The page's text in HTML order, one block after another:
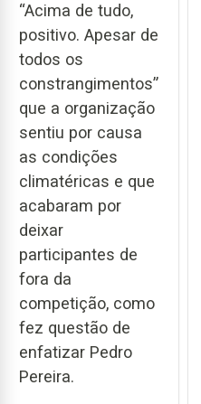
“Acima de tudo,
positivo. Apesar de
todos os
constrangimentos”
que a organização
sentiu por causa
as condições
climatéricas e que
acabaram por
deixar
participantes de
fora da
competição, como
fez questão de
enfatizar Pedro
Pereira.